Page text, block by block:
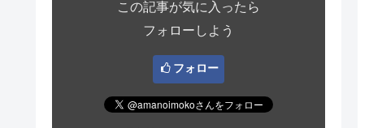
この記事が気に入ったら
フォローしよう
フォロー